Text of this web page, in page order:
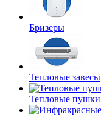
Бризеры
Тепловые завесы
Тепловые пушки